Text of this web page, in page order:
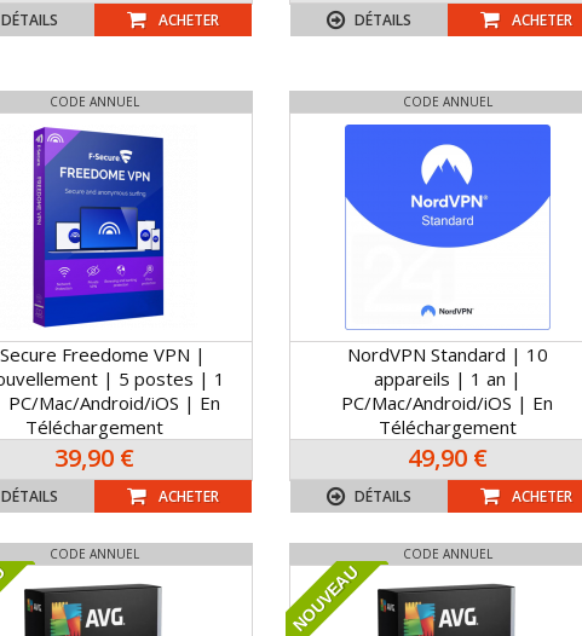
DÉTAILS ACHETER DÉTAILS ACHETER
CODE ANNUEL
Freedome VPN |
| 5 postes | 1
PC/Mac/Android/iOS | En
Téléchargement
39,90 €
DÉTAILS ACHETER
CODE ANNUEL
NordVPN Standard | 10
appareils | 1 an |
PC/Mac/Android/iOS | En
Téléchargement
49,90 €
DÉTAILS ACHETER
CODE ANNUEL CODE ANNUEL
NOUVEAU